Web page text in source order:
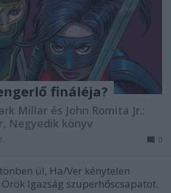
fináléja?
Millar és John Romita Jr.:
Negyedik könyv
0
ül, Ha/Ver kénytelen
Igazság szuperhőscsapatot.